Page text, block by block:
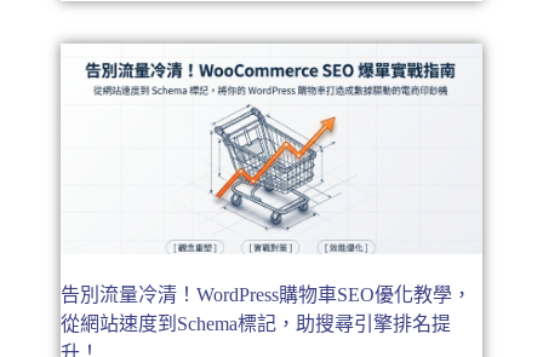
告別流量冷清！WordPress購物車SEO優化教學，
從網站速度到Schema標記，助搜尋引擎排名提
升！